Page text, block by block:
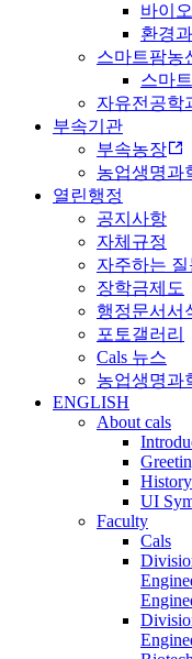
바이
환경
스마트팜농
스마
자유전공학
부속기관
부속농장
농업생명과
열린행정
공지사항
자체규정
자주하는 질
장학금제도
행정문서서
포토갤러리
Cals 뉴스
농업생명과
ENGLISH
About cals
History
UI
Faculty
Cals